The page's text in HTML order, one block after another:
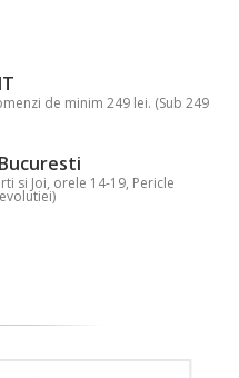
de minim 249 lei. (Sub 249
si Joi, orele 14-19, Pericle